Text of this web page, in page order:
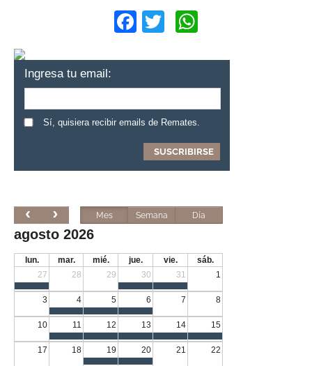
Facebook
Twitter
Ingresa tu email:
Sí, quisiera recibir emails de Remates.
Mes Semana Día
agosto 2026
lun. mar. mié. jue. vie.
sáb.
27
28 29 30 31 1
3 4 5 6 7 8
10 11 12 13 14 15
17 18 19 20 21 22